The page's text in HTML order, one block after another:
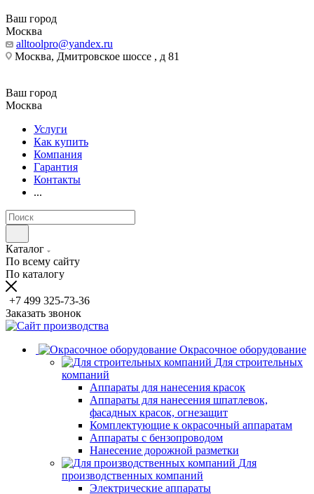
Ваш город
Москва
alltoolpro@yandex.ru
Москва, Дмитровское шоссе , д 81
Ваш город
Москва
Услуги
Как купить
Компания
Гарантия
Контакты
...
Каталог
По всему сайту
По каталогу
+7 499 325-73-36
Заказать звонок
Окрасочное оборудование
Для строительных
компаний
Аппараты для нанесения красок
Аппараты для нанесения шпатлевок,
фасадных красок, огнезащит
Комплектующие к окрасочный аппаратам
Аппараты с бензопроводом
Нанесение дорожной разметки
Для
производственных компаний
Электрические аппараты